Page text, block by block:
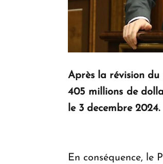
Après la révision
405 millions de
le 3 decembre 2024.
En conséquence, le